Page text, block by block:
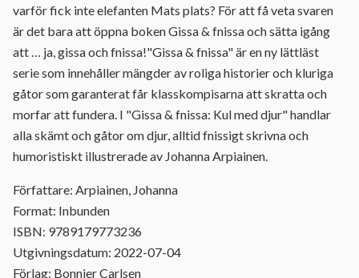
varför fick inte elefanten Mats plats? För att få veta svaren
är det bara att öppna boken Gissa & fnissa och sätta igång
att … ja, gissa och fnissa!"Gissa & fnissa" är en ny lättläst
serie som innehåller mängder av roliga historier och kluriga
gåtor som garanterat får klasskompisarna att skratta och
morfar att fundera. I "Gissa & fnissa: Kul med djur" handlar
alla skämt och gåtor om djur, alltid fnissigt skrivna och
humoristiskt illustrerade av Johanna Arpiainen.
Författare: Arpiainen, Johanna
Format: Inbunden
ISBN: 9789179773236
Utgivningsdatum: 2022-07-04
Förlag: Bonnier Carlsen